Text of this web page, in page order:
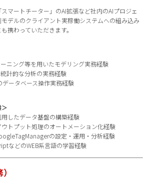
マートチーター」のAI拡張など社内のAIプロジェ
デルのクライアント実稼働システムへの組み込み
携わっていただきます。
ニング等を用いたモデリング実務経験
計的な分析の実務経験
データベース操作実務経験
したデータ基盤の構築経験
トプット処理のオートメーション化経験
の設定・運用・分析経験
などのWEB系言語の学習経験